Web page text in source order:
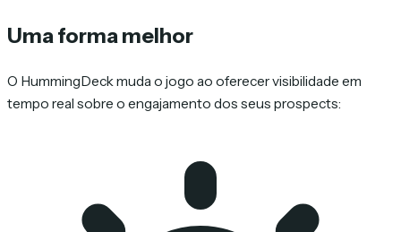
Uma forma melhor
O HummingDeck muda o jogo ao oferecer visibilidade em
tempo real sobre o engajamento dos seus prospects: